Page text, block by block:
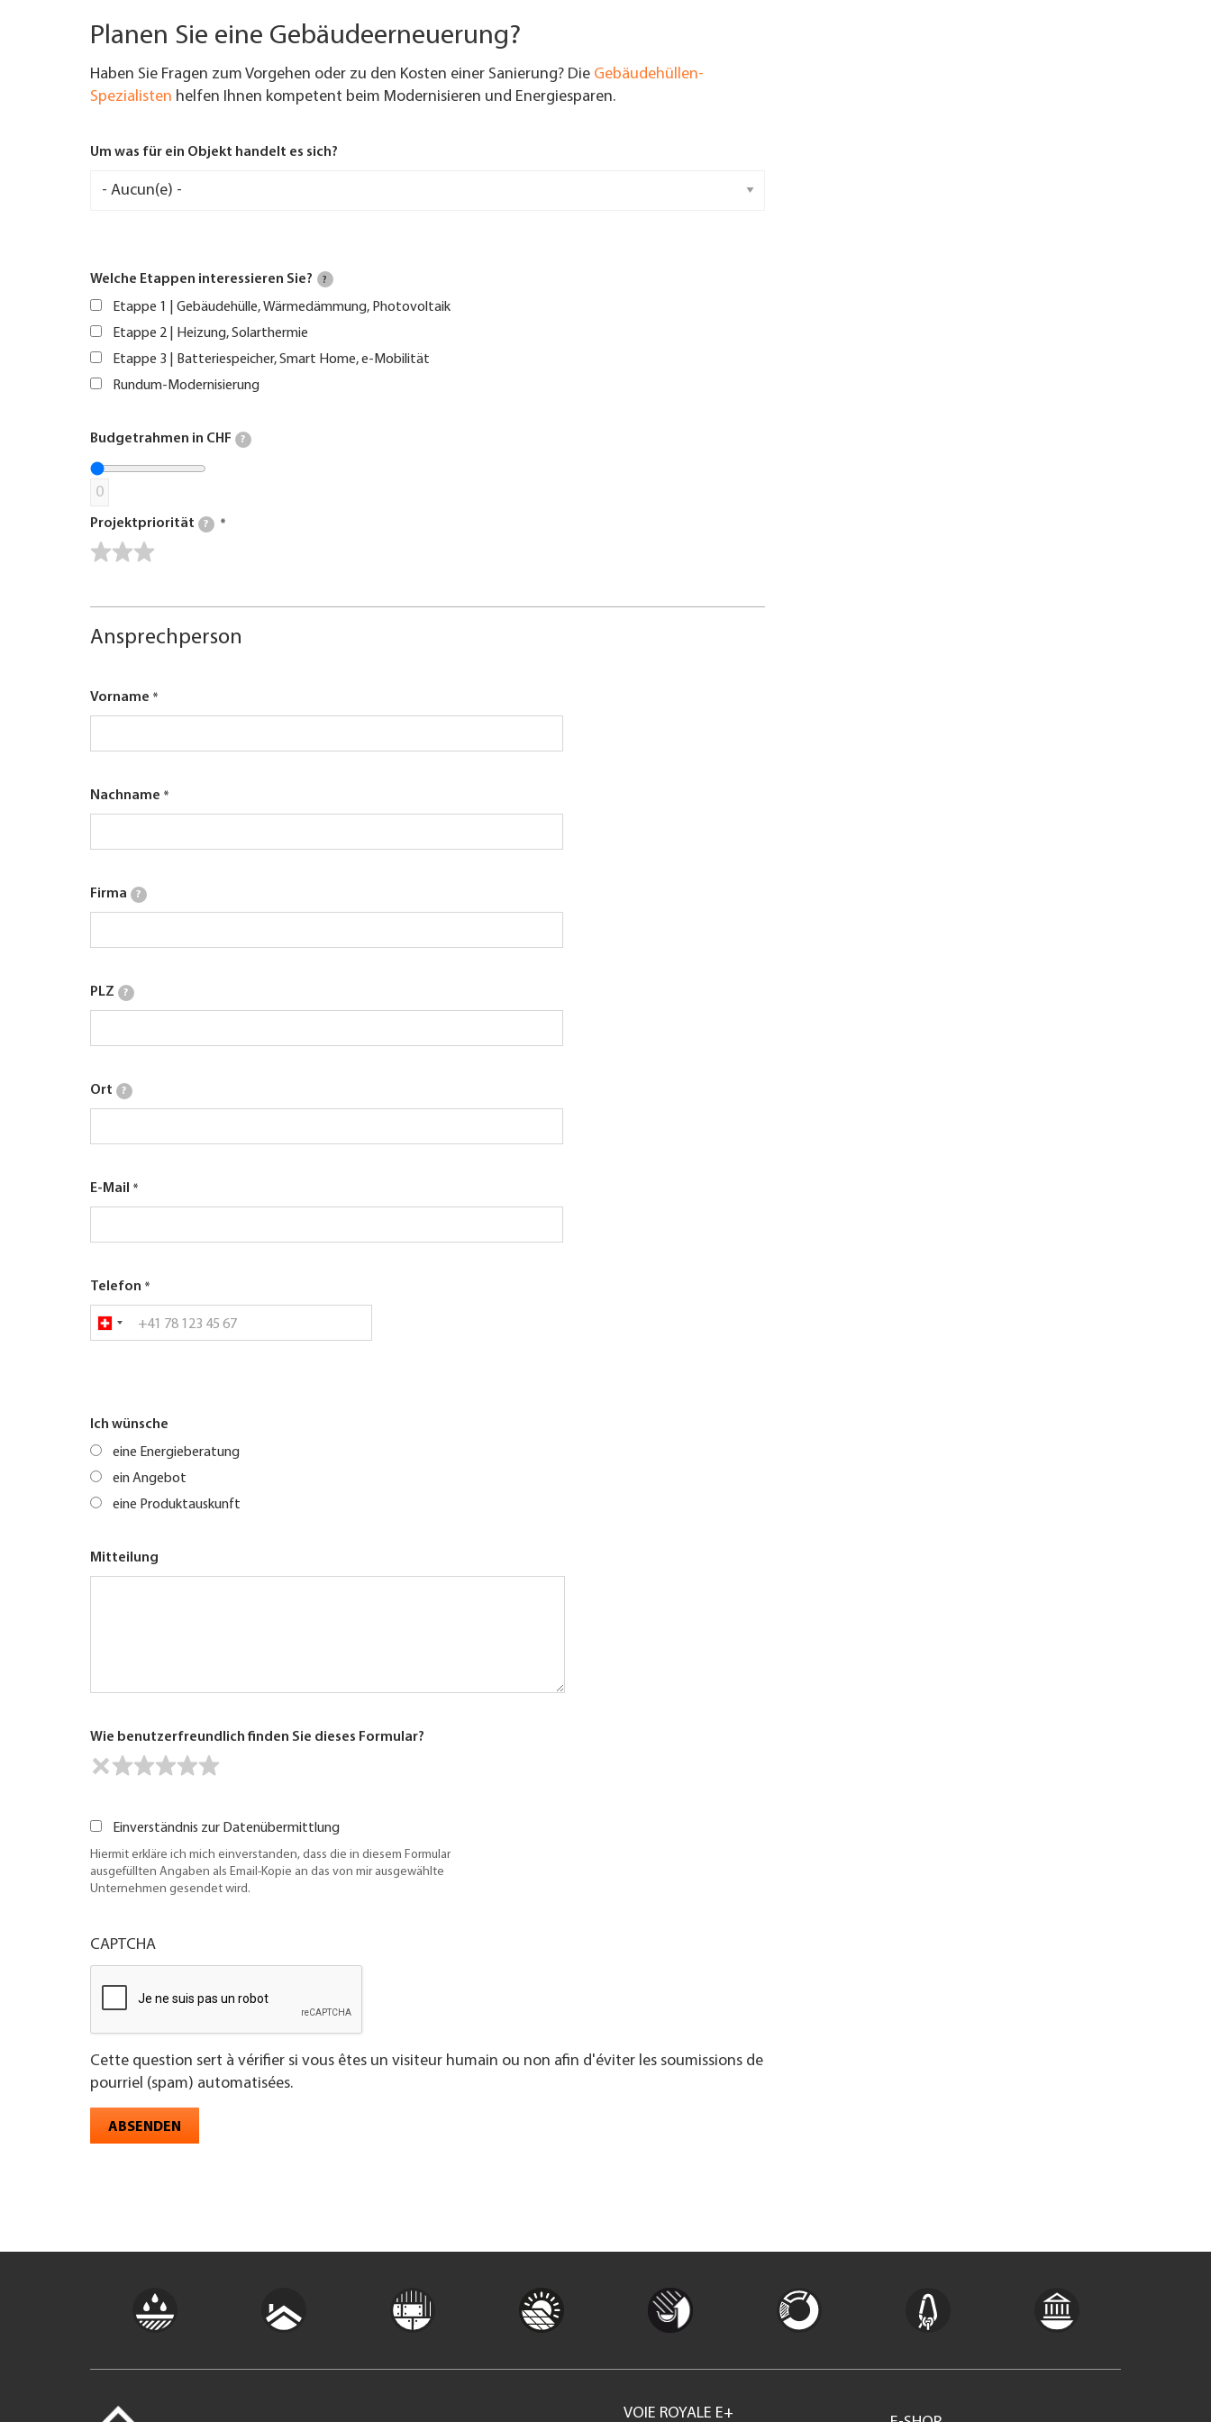
Planen Sie eine Gebäudeerneuerung?
Haben Sie Fragen zum Vorgehen oder zu den Kosten einer Sanierung? Die Gebäudehüllen-
Spezialisten helfen Ihnen kompetent beim Modernisieren und Energiesparen.
Um was für ein Objekt handelt es sich?
Welche Etappen interessieren Sie? ?
Etappe 1 | Gebäudehülle, Wärmedämmung, Photovoltaik
Etappe 2 | Heizung, Solarthermie
Etappe 3 | Batteriespeicher, Smart Home, e-Mobilität
Rundum-Modernisierung
Budgetrahmen in CHF ?
0
Projektpriorität ?
Ansprechperson
Vorname
Nachname
Firma ?
PLZ ?
Ort ?
E-Mail
Telefon
Ich wünsche
eine Energieberatung
ein Angebot
eine Produktauskunft
Mitteilung
Wie benutzerfreundlich finden Sie dieses Formular?
Einverständnis zur Datenübermittlung
Hiermit erkläre ich mich einverstanden, dass die in diesem Formular
ausgefüllten Angaben als Email-Kopie an das von mir ausgewählte
Unternehmen gesendet wird.
CAPTCHA
Cette question sert à vérifier si vous êtes un visiteur humain ou non afin d'éviter les soumissions de
pourriel (spam) automatisées.
ABSENDEN
VOIE ROYALE E+